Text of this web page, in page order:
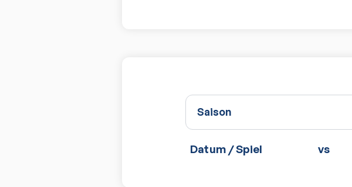
Saison
Datum / Spiel vs